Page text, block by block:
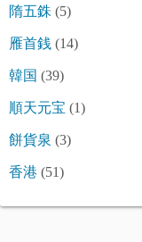
隋五銖 (5)
雁首銭 (14)
韓国 (39)
順天元宝 (1)
餅貨泉 (3)
香港 (51)